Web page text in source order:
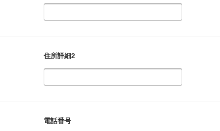
住所詳細2
電話番号